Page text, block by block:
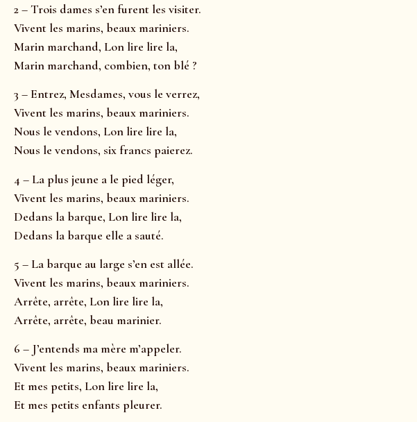
2 – Trois dames s’en furent les visiter.
Vivent les marins, beaux mariniers.
Marin marchand, Lon lire lire la,
Marin marchand, combien, ton blé ?
3 – Entrez, Mesdames, vous le verrez,
Vivent les marins, beaux mariniers.
Nous le vendons, Lon lire lire la,
Nous le vendons, six francs paierez.
4 – La plus jeune a le pied léger,
Vivent les marins, beaux mariniers.
Dedans la barque, Lon lire lire la,
Dedans la barque elle a sauté.
5 – La barque au large s’en est allée.
Vivent les marins, beaux mariniers.
Arrête, arrête, Lon lire lire la,
Arrête, arrête, beau marinier.
6 – J’entends ma mère m’appeler.
Vivent les marins, beaux mariniers.
Et mes petits, Lon lire lire la,
Et mes petits enfants pleurer.